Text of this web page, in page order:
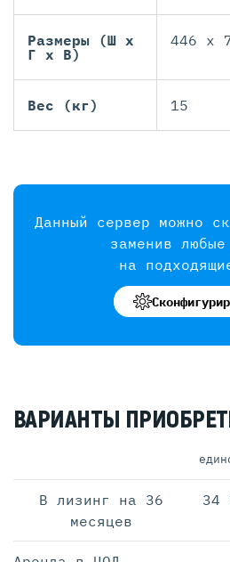
Размеры (Ш х
Г х В)
446 x
Вес (кг) 15
Данный сервер можно
заменив
на
ВАРИАНТЫ
В лизинг на 36
месяцев
34